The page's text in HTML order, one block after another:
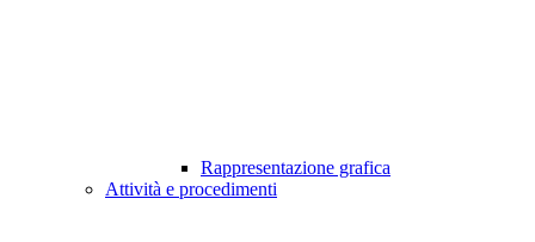
Rappresentazione grafica
Attività e procedimenti